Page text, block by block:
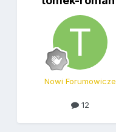
Nowi Forumowicze
12